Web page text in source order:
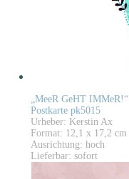
„MeeR GeHT IMMeR!“
Postkarte pk5015
Urheber: Kerstin Ax
Format: 12,1 x 17,2 cm
Ausrichtung: hoch
Lieferbar: sofort